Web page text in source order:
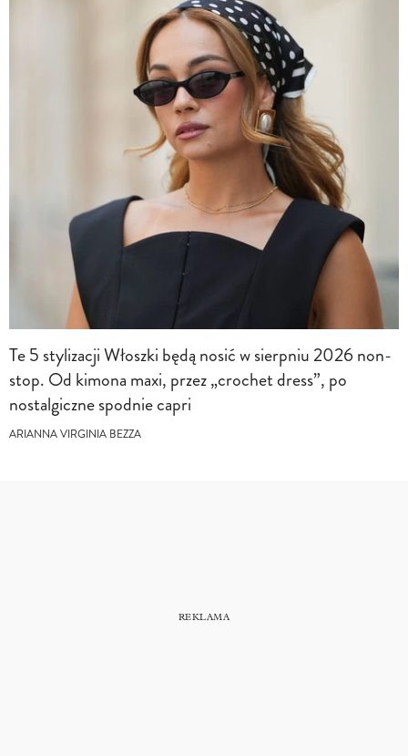
Te 5 stylizacji Włoszki będą nosić w sierpniu 2026 non-
stop. Od kimona maxi, przez „crochet dress”, po
nostalgiczne spodnie capri
ARIANNA VIRGINIA BEZZA